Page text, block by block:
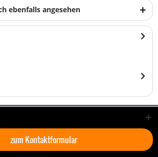
ebenfalls angesehen
zum Kontaktformular